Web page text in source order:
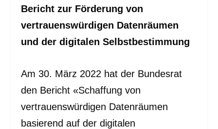
Bericht zur Förderung von
vertrauenswürdigen Datenräumen
und der digitalen Selbstbestimmung
Am 30. März 2022 hat der Bundesrat
den Bericht «Schaffung von
vertrauenswürdigen Datenräumen
basierend auf der digitalen